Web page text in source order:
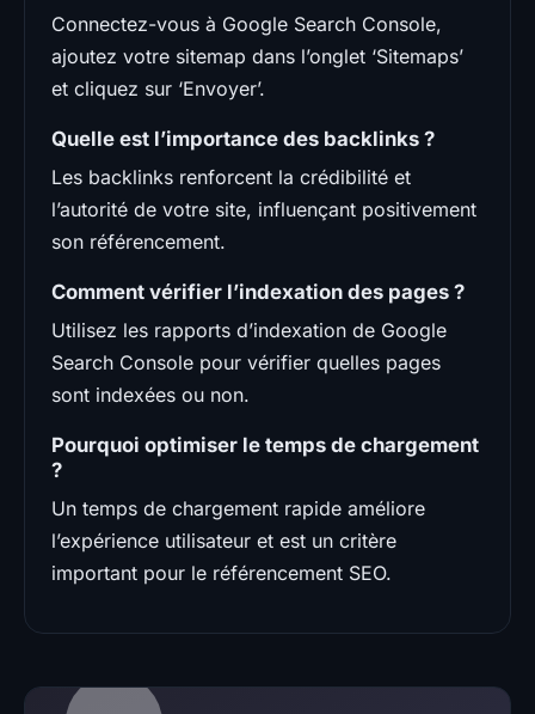
Connectez-vous à Google Search Console,
ajoutez votre sitemap dans l’onglet ‘Sitemaps’
et cliquez sur ‘Envoyer’.
Quelle est l’importance des backlinks ?
Les backlinks renforcent la crédibilité et
l’autorité de votre site, influençant positivement
son référencement.
Comment vérifier l’indexation des pages ?
Utilisez les rapports d’indexation de Google
Search Console pour vérifier quelles pages
sont indexées ou non.
Pourquoi optimiser le temps de chargement
?
Un temps de chargement rapide améliore
l’expérience utilisateur et est un critère
important pour le référencement SEO.